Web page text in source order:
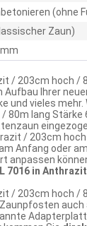
(ohne
Zaun)
/ 203cm hoch /
Ihrer
und vieles
lang
/ 203cm
Anfang oder
anpassen
7016 in Anthrazit
/ 203cm hoch /